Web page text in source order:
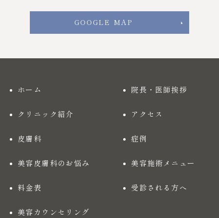
GOOGLE MAP
ホーム 院長・医師挨拶
クリニック紹介 アクセス
皮膚科 症例
美容皮膚科のお悩み 美容施術メニュー
料金表 受診される方へ
美容カウンセリング